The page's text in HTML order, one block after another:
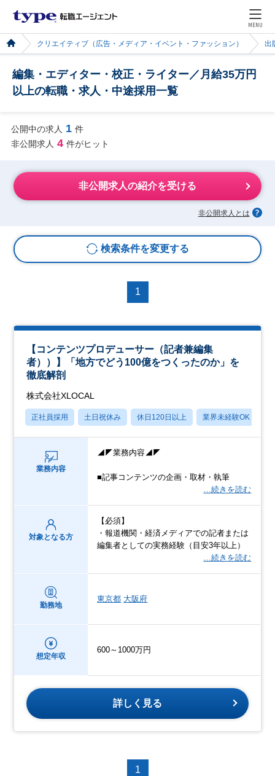
MENU
クリエイティブ（広告・メディア・イベント・ファッション） 出
編集・エディター・校正・ライター／月給35万円
以上の転職・求人・中途採用一覧
公開中の求人 1 件
非公開求人 4 件がヒット
非公開求人の紹介を受ける
非公開求人とは
検索条件を変更する
1
【コンテンツプロデューサー（記者兼編集
者））】「地方でどう100億をつくったのか」を
徹底解剖
株式会社XLOCAL
正社員採用 土日祝休み 休日120日以上 業界未経験OK
業務内容
◢◤業務内容◢◤
■記事コンテンツの企画・取材・執筆
…続きを読む
対象となる方
【必須】
・報道機関・経済メディアでの記者または
編集者としての実務経験（目安3年以上）
…続きを読む
勤務地
東京都 大阪府
想定年収
600～1000万円
詳しく見る
1